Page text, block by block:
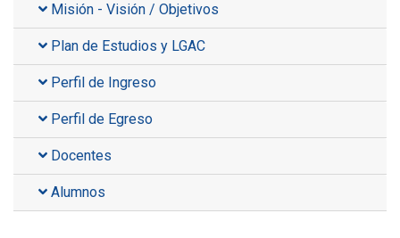
Misión - Visión / Objetivos
Plan de Estudios y LGAC
Perfil de Ingreso
Perfil de Egreso
Docentes
Alumnos